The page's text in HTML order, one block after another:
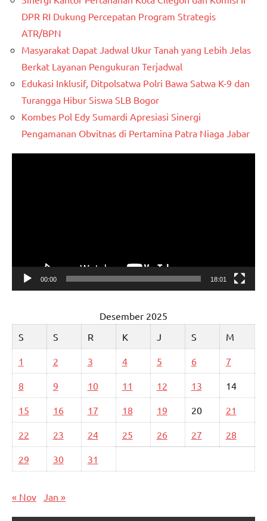
DPR RI Dukung Percepatan Program Strategis
ATR/BPN
Masyarakat Dapat Jadwal Ukur Tanah yang Lebih Jelas
Berkat Layanan Pengukuran Terjadwal
Edukasi Inklusif, Ditpolsatwa Polri Bawa Satwa K-9 dan
Turangga Hibur Siswa SLB Bogor
Kombes Pol Edy Sumardi Apresiasi Sinergi
Pengamanan Obvitnas di Pertamina Patra Niaga Jabar
00:00 18:01
Desember 2025
S
S R K J S M
1 2 3 4 5 6 7
8 9 10 11 12 13 14
15 16 17 18 19 20 21
22 23 24 25 26 27 28
29 30 31
« Nov Jan »